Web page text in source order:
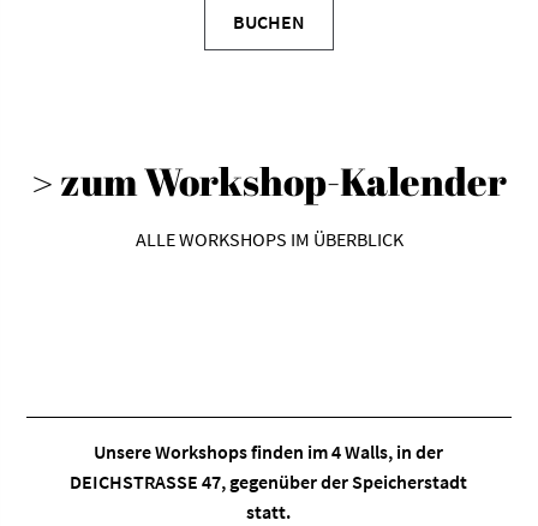
BUCHEN
> zum Workshop-Kalender
ALLE WORKSHOPS IM ÜBERBLICK
Unsere Workshops finden im4 Walls, in der
DEICHSTRASSE 47, gegenüber der Speicherstadt
statt.